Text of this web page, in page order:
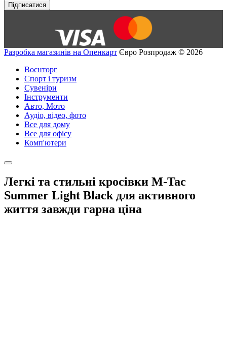
Підписатися
Разробка магазинів на Опенкарт Євро Розпродаж © 2026
Воєнторг
Спорт і туризм
Сувеніри
Інструменти
Авто, Мото
Аудіо, відео, фото
Все для дому
Все для офісу
Комп'ютери
Легкі та стильні кросівки M-Tac
Summer Light Black для активного
життя завжди гарна ціна